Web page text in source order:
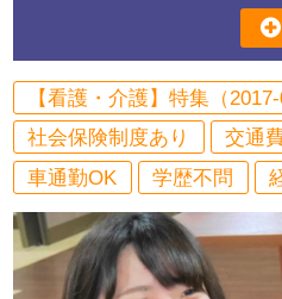
【看護・介護】特集（2017-
社会保険制度あり
交通
車通勤OK
学歴不問